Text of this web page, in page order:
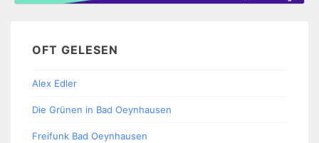
OFT GELESEN
Alex Edler
Die Grünen in Bad Oeynhausen
Freifunk Bad Oeynhausen